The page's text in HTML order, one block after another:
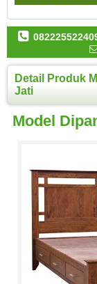
Detail Produk
Jati
Model